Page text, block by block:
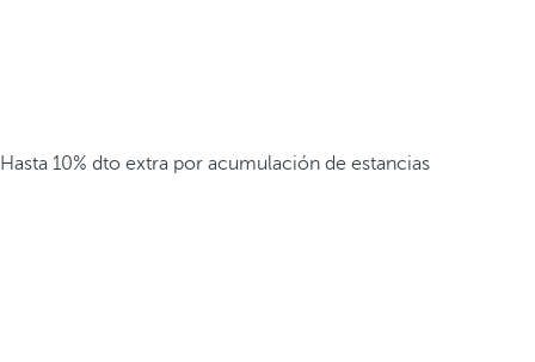
Hasta 10% dto extra por acumulación de estancias